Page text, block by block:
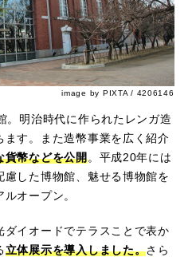
image by PIXTA / 4206146
。明治時代に作られたレンガ造
ます。また造幣事業を広く紹介
貨幣などを公開。平成20年には
慮した博物館、魅せる博物館を
オープン。
イオードでテラスことで表か
立体展示を導入しました。さら